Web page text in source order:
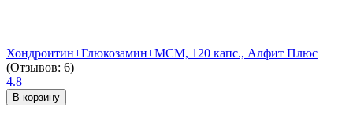
Хондроитин+Глюкозамин+МСМ, 120 капс., Алфит Плюс
(Отзывов: 6)
4.8
В корзину